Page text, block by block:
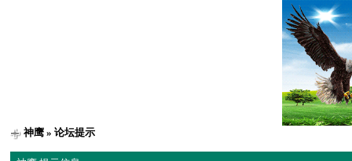
神鹰 » 论坛提示